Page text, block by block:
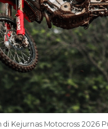
Kejurnas Motocross 2026